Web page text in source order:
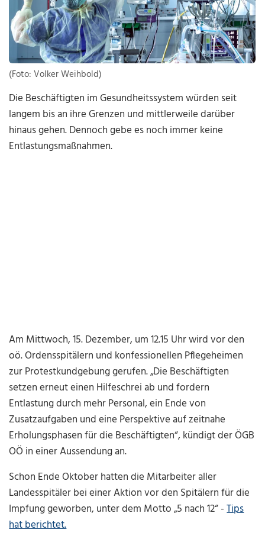
(Foto: Volker Weihbold)
Die Beschäftigten im Gesundheitssystem würden seit
langem bis an ihre Grenzen und mittlerweile darüber
hinaus gehen. Dennoch gebe es noch immer keine
Entlastungsmaßnahmen.
Am Mittwoch, 15. Dezember, um 12.15 Uhr wird vor den
oö. Ordensspitälern und konfessionellen Pflegeheimen
zur Protestkundgebung gerufen. „Die Beschäftigten
setzen erneut einen Hilfeschrei ab und fordern
Entlastung durch mehr Personal, ein Ende von
Zusatzaufgaben und eine Perspektive auf zeitnahe
Erholungsphasen für die Beschäftigten“, kündigt der ÖGB
OÖ in einer Aussendung an.
Schon Ende Oktober hatten die Mitarbeiter aller
Landesspitäler bei einer Aktion vor den Spitälern für die
Impfung geworben, unter dem Motto „5 nach 12“ -Tips
hat berichtet.